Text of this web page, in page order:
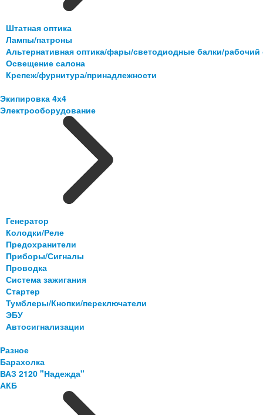
Штатная оптика
Лампы/патроны
Альтернативная оптика/фары/светодиодные балки/рабочий
Освещение салона
Крепеж/фурнитура/принадлежности
Экипировка 4х4
Электрооборудование
Генератор
Колодки/Реле
Предохранители
Приборы/Сигналы
Проводка
Система зажигания
Стартер
Тумблеры/Кнопки/переключатели
ЭБУ
Автосигнализации
Разное
Барахолка
ВАЗ 2120 "Надежда"
АКБ